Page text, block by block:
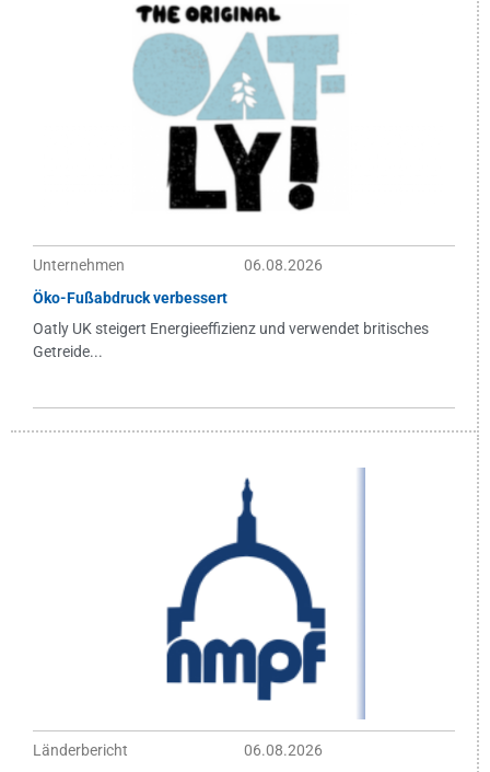
Unternehmen
06.08.2026
Öko-Fußabdruck verbessert
Oatly UK steigert Energieeffizienz und verwendet britisches
Getreide...
Länderbericht
06.08.2026